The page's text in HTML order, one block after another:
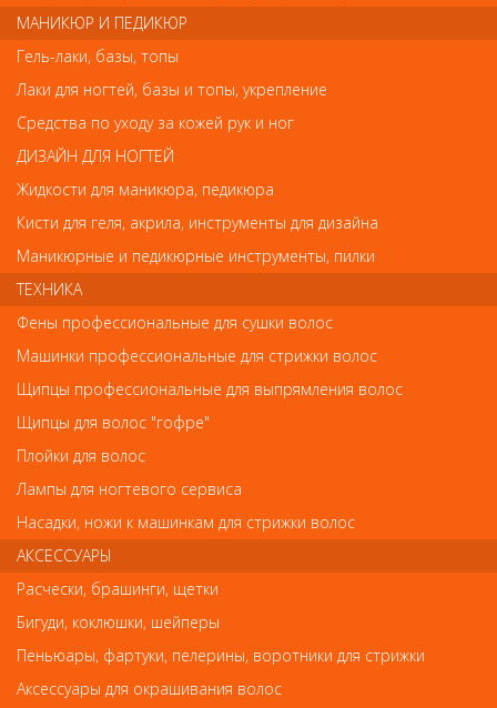
Код
Обратите внимание
Внешний вид товара «Деваль Кисть для окраски широкая
на сайте. Несовпадение внешнего вида и комплектности
реального товара с фотографиями и описанием на сайте не
является показателем ненадлежащего качества товара.
Так же советуем посмотреть
Аксессуары для окрашивания волос
Кисть для окраски
МАНИКЮР И ПЕДИКЮР
Гель-лаки, базы, топы
Лаки для ногтей, базы и топы, укрепление
Средства по уходу за кожей рук и ног
ДИЗАЙН ДЛЯ НОГТЕЙ
Жидкости для маникюра, педикюра
Кисти для геля, акрила, инструменты для дизайна
Маникюрные и педикюрные инструменты, пилки
ТЕХНИКА
Фены профессиональные для сушки волос
Машинки профессиональные для стрижки волос
Щипцы профессиональные для выпрямления волос
Щипцы для волос "гофре"
Плойки для волос
Лампы для ногтевого сервиса
Насадки, ножи к машинкам для стрижки волос
АКСЕССУАРЫ
Расчески, брашинги, щетки
Бигуди, коклюшки, шейперы
Пеньюары, фартуки, пелерины, воротники для стрижки
Аксессуары для окрашивания волос